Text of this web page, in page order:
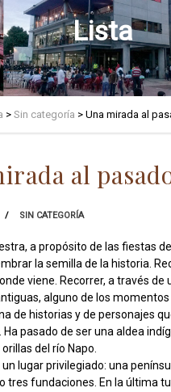
Lista
> Sin categoría > Una mirada al
al
SIN CATEGORÍA
a propósito de las fiestas
la semilla de la historia.
viene. Recorrer, a través de
alguno de los momentos
de historias y de personajes
Ha pasado de ser una aldea
del río Napo.
lugar privilegiado: una
tres fundaciones. En la última